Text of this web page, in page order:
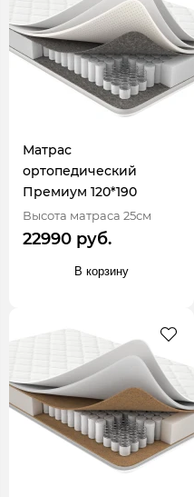
Матрас
ортопедический
Премиум 120*190
Высота матраса 25см
22990 руб.
В корзину